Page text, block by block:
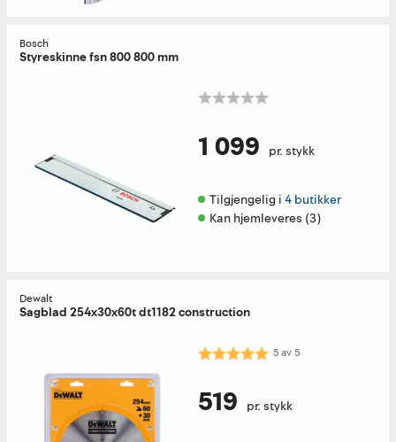
Bosch
Styreskinne fsn 800 800 mm
1 099 pr. stykk
Tilgjengelig i 4 butikker
Kan hjemleveres (3)
Dewalt
Sagblad 254x30x60t dt1182 construction
Karakter: 5.0 av 5 mulige
5av5
519 pr. stykk